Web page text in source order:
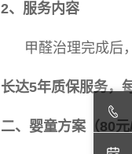
2、服务内容
甲醛治理完成后
长达5年质保服务，
二、婴童方案（80